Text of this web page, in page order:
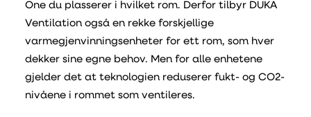
One du plasserer i hvilket rom. Derfor tilbyr DUKA
Ventilation også en rekke forskjellige
varmegjenvinningsenheter for ett rom, som hver
dekker sine egne behov. Men for alle enhetene
gjelder det at teknologien reduserer fukt- og CO2-
nivåene i rommet som ventileres.